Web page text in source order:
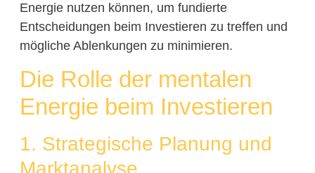
Energie nutzen können, um fundierte
Entscheidungen beim Investieren zu treffen und
mögliche Ablenkungen zu minimieren.
Die Rolle der mentalen
Energie beim Investieren
1. Strategische Planung und